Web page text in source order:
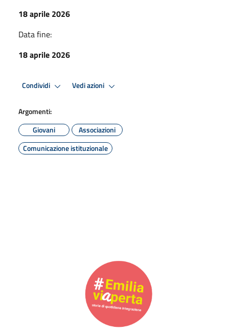
18 aprile 2026
Data fine:
18 aprile 2026
Condividi Vedi azioni
Argomenti:
Giovani
Associazioni
Comunicazione istituzionale